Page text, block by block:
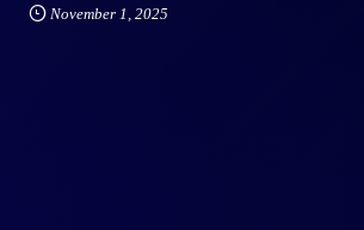
November 1 ,2025